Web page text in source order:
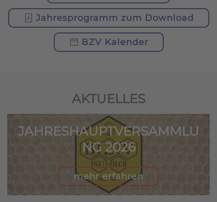
Jahresprogramm zum Download
BZV Kalender
AKTUELLES
JAHRESHAUPTVERSAMMLU
NG 2026
mehr erfahren